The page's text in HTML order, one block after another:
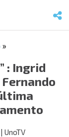
»
: Ingrid
| UnoTV